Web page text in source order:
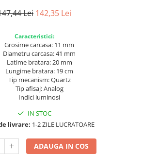
Lei 142,35 Lei
Caracteristici:
Grosime carcasa: 11 mm
Diametru carcasa: 41 mm
Latime bratara: 20 mm
Lungime bratara: 19 cm
Tip mecanism: Quartz
Tip afisaj: Analog
Indici luminosi
IN STOC
livrare: 1-2 ZILE LUCRATOARE
ADAUGA IN COS